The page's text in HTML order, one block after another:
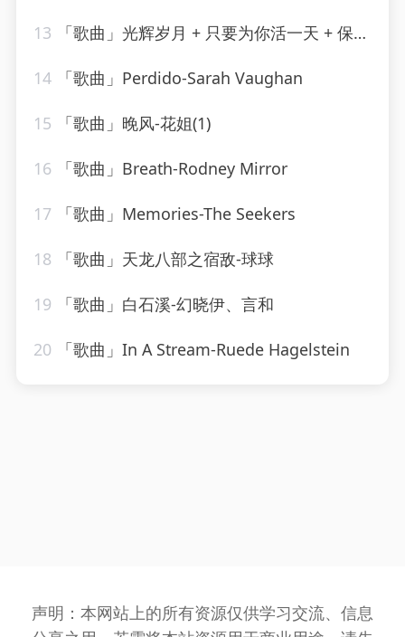
13 「歌曲」光辉岁月 + 只要为你活一天 + 保重-谢霆锋、朱一龙
14 「歌曲」Perdido-Sarah Vaughan
15 「歌曲」晚风-花姐(1)
16 「歌曲」Breath-Rodney Mirror
17 「歌曲」Memories-The Seekers
18 「歌曲」天龙八部之宿敌-球球
19 「歌曲」白石溪-幻晓伊、言和
20 「歌曲」In A Stream-Ruede Hagelstein
声明：本网站上的所有资源仅供学习交流、信息